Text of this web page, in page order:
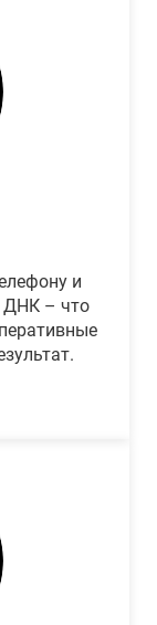
и
ДНК – что